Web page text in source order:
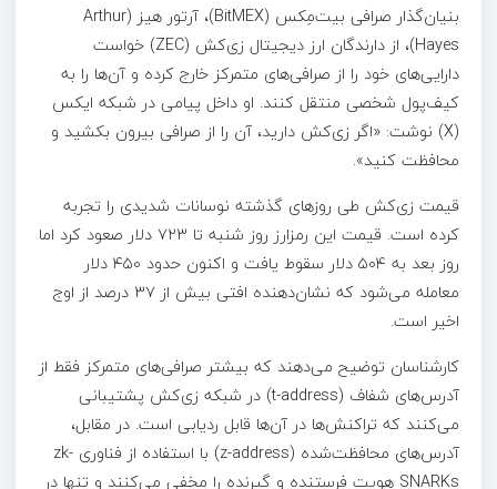
بنیان‌گذار صرافی بیت‌مِکس (BitMEX)، آرتور هیز (Arthur
Hayes)، از دارندگان ارز دیجیتال زی‌کش (ZEC) خواست
دارایی‌های خود را از صرافی‌های متمرکز خارج کرده و آن‌ها را به
کیف‌پول شخصی منتقل کنند. او داخل پیامی در شبکه ایکس
(X) نوشت: «اگر زی‌کش دارید، آن را از صرافی بیرون بکشید و
محافظت کنید».
قیمت زی‌کش طی روزهای گذشته نوسانات شدیدی را تجربه
کرده است. قیمت این رمزارز روز شنبه تا ۷۲۳ دلار صعود کرد اما
روز بعد به ۵۰۴ دلار سقوط یافت و اکنون حدود ۴۵۰ دلار
معامله می‌شود که نشان‌دهنده افتی بیش از ۳۷ درصد از اوج
اخیر است.
کارشناسان توضیح می‌دهند که بیشتر صرافی‌های متمرکز فقط از
آدرس‌های شفاف (t-address) در شبکه زی‌کش پشتیبانی
می‌کنند که تراکنش‌ها در آن‌ها قابل ردیابی است. در مقابل،
آدرس‌های محافظت‌شده (z-address) با استفاده از فناوری zk-
SNARKs هویت فرستنده و گیرنده را مخفی می‌کنند و تنها در